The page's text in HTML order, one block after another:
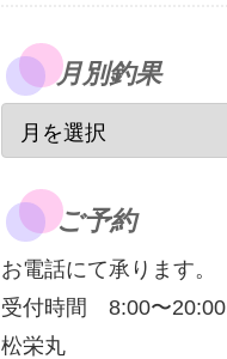
月別釣果
ご予約
お電話にて承ります。
受付時間 8:00〜20:00
松栄丸